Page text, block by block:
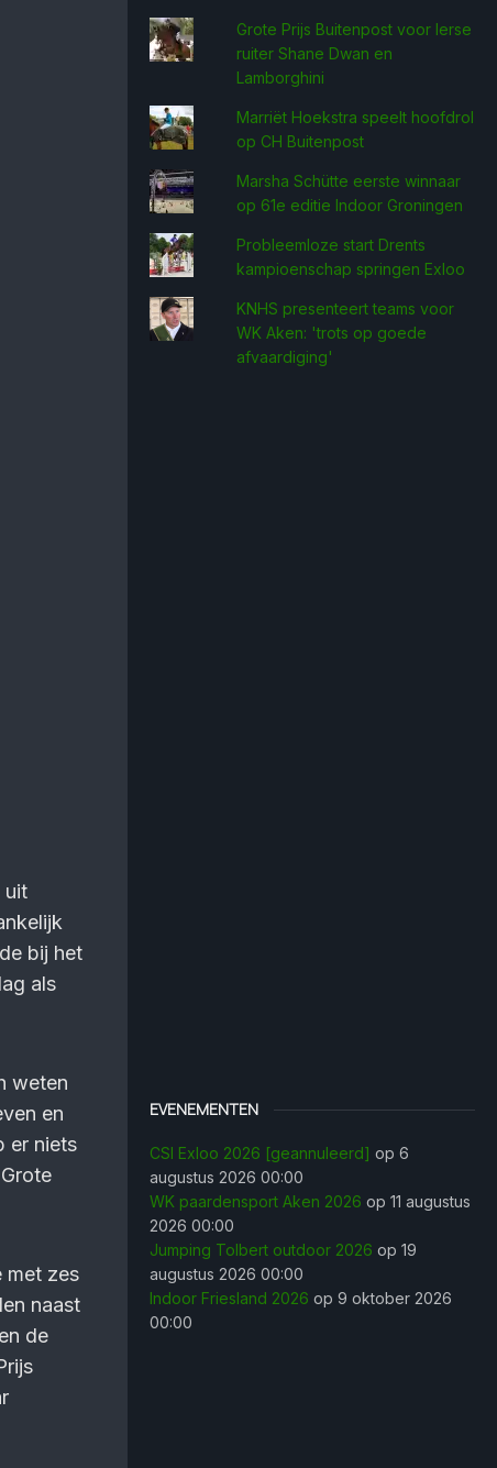
uit
bij het
als
weten
en
er niets
met zes
naast
de
Grote Prijs Buitenpost voor Ierse
ruiter Shane Dwan en
Lamborghini
Marriët Hoekstra speelt hoofdrol
op CH Buitenpost
Marsha Schütte eerste win­naar
op 61e editie Indoor Groningen
Probleemloze start Drents
kampioenschap springen Exloo
KNHS presenteert teams voor
WK Aken: 'trots op goede
afvaardiging'
EVENEMENTEN
CSI Exloo 2026 [geannuleerd] op 6
augustus 2026 00:00
WK paardensport Aken 2026 op 11 augustus
2026 00:00
Jumping Tolbert outdoor 2026 op 19
augustus 2026 00:00
Indoor Friesland 2026 op 9 oktober 2026
00:00